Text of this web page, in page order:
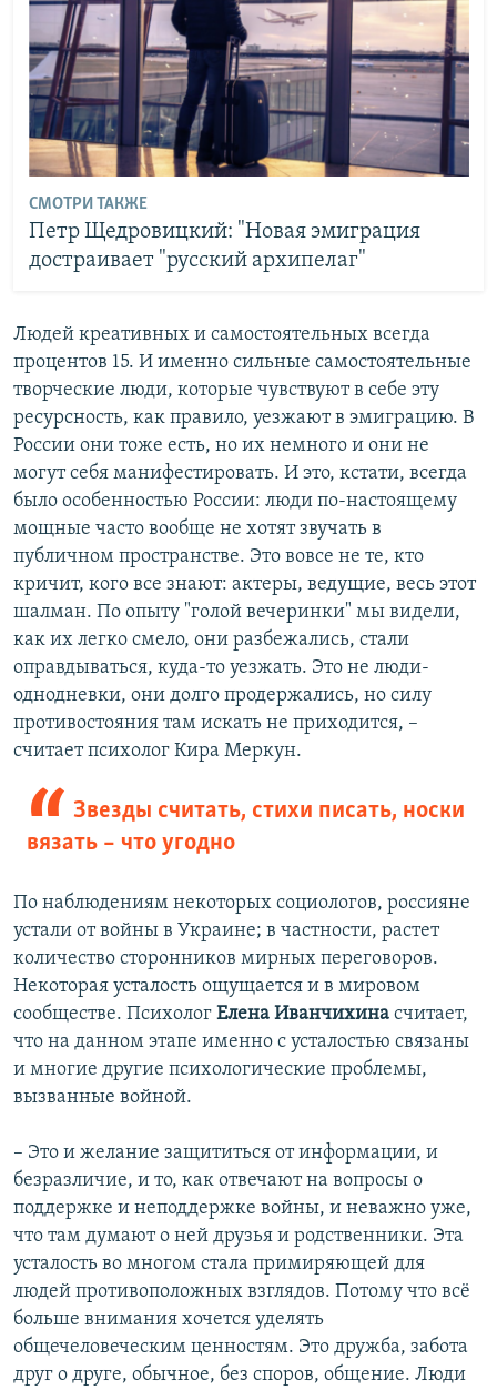
СМОТРИ ТАКЖЕ
Петр Щедровицкий: "Новая эмиграция
достраивает "русский архипелаг"
Людей креативных и самостоятельных всегда
процентов 15. И именно сильные самостоятельные
творческие люди, которые чувствуют в себе эту
ресурсность, как правило, уезжают в эмиграцию. В
России они тоже есть, но их немного и они не
могут себя манифестировать. И это, кстати, всегда
было особенностью России: люди по-настоящему
мощные часто вообще не хотят звучать в
публичном пространстве. Это вовсе не те, кто
кричит, кого все знают: актеры, ведущие, весь этот
шалман. По опыту "голой вечеринки" мы видели,
как их легко смело, они разбежались, стали
оправдываться, куда-то уезжать. Это не люди-
однодневки, они долго продержались, но силу
противостояния там искать не приходится, –
считает психолог Кира Меркун.
Звезды считать, стихи писать, носки
вязать – что угодно
По наблюдениям некоторых социологов, россияне
устали от войны в Украине; в частности, растет
количество сторонников мирных переговоров.
Некоторая усталость ощущается и в мировом
сообществе. Психолог Елена Иванчихина считает,
что на данном этапе именно с усталостью связаны
и многие другие психологические проблемы,
вызванные войной.
– Это и желание защититься от информации, и
безразличие, и то, как отвечают на вопросы о
поддержке и неподдержке войны, и неважно уже,
что там думают о ней друзья и родственники. Эта
усталость во многом стала примиряющей для
людей противоположных взглядов. Потому что всё
больше внимания хочется уделять
общечеловеческим ценностям. Это дружба, забота
друг о друге, обычное, без споров, общение. Люди